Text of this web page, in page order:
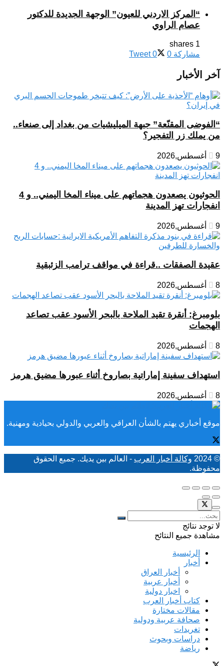
“المركز الاردني للعيون” الوجهة الجديدة للدكتور
عصام الراوي
1 shares
مشاركة 0
Tweet 0
آخر الأخبار
“الفوضى المقنّعة” جبهة الميليشيات من بغداد إلى صنعاء..
من يملك زر التفجير؟
9 أغسطس,2026
الحوثيون يصعدون هجماتهم على ميناء المخا اليمني.. و 4
انفجارات تهز المدينة
9 أغسطس,2026
عقيدة الصفقات ..قراءة في مواقف ترامب الزئبقية
8 أغسطس,2026
بلومبرغ: أنقرة تقيد الملاحة بالبحر الأسود عقب تصاعد
الهجمات
8 أغسطس,2026
استهداف سفينة إماراتية بصاروخ أثناء عبورها مضيق هرمز
8 أغسطس,2026
موقع أخباري يهتم بالشأن العراقي والعربي والدولي بحيادية ومهنية.
© 2024 وكالة أخبار العرب - العالم بين يديك. جميع الحقوق
محفوظة.
لا توجد نتائج
مشاهدة جميع النتائح
الرئيسية
أخبار
أخبار العراق
أخبار عربية
اخبار دولية
كتاب أخبار العرب
مقالات مختارة
صحافة عربية ودولية
تغريدات
دراسات وبحوث
رياضة